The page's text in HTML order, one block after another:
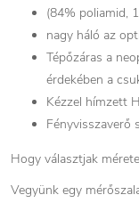
(84% poliamid,
nagy háló az
Tépőzáras a
érdekében a
Kézzel hímzett
Fényvisszaverő
Hogy választjak
Vegyünk egy